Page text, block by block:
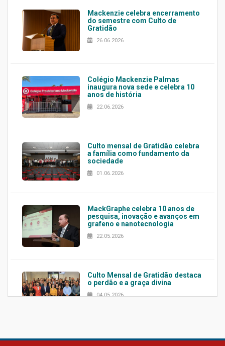
Mackenzie celebra encerramento
do semestre com Culto de
Gratidão
26.06.2026
Colégio Mackenzie Palmas
inaugura nova sede e celebra 10
anos de história
22.06.2026
Culto mensal de Gratidão celebra
a família como fundamento da
sociedade
01.06.2026
MackGraphe celebra 10 anos de
pesquisa, inovação e avanços em
grafeno e nanotecnologia
22.05.2026
Culto Mensal de Gratidão destaca
o perdão e a graça divina
04.05.2026
Confira como foi o culto mensal